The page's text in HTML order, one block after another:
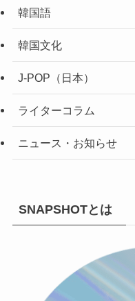
韓国語
韓国文化
J-POP（日本）
ライターコラム
ニュース・お知らせ
SNAPSHOTとは